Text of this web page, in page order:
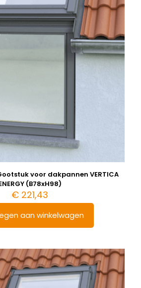
voor dakpannen VERTICA
(B78xH98)
€ 221,43
aan winkelwagen